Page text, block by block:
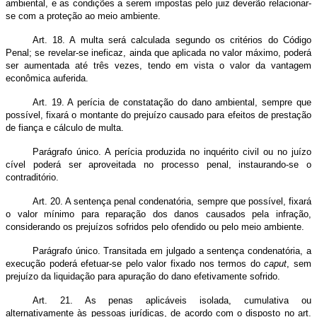
ambiental, e as condições a serem impostas pelo juiz deverão relacionar-
se com a proteção ao meio ambiente.
Art. 18. A multa será calculada segundo os critérios do Código
Penal; se revelar-se ineficaz, ainda que aplicada no valor máximo, poderá
ser aumentada até três vezes, tendo em vista o valor da vantagem
econômica auferida.
Art. 19. A perícia de constatação do dano ambiental, sempre que
possível, fixará o montante do prejuízo causado para efeitos de prestação
de fiança e cálculo de multa.
Parágrafo único. A perícia produzida no inquérito civil ou no juízo
cível poderá ser aproveitada no processo penal, instaurando-se o
contraditório.
Art. 20. A sentença penal condenatória, sempre que possível, fixará
o valor mínimo para reparação dos danos causados pela infração,
considerando os prejuízos sofridos pelo ofendido ou pelo meio ambiente.
Parágrafo único. Transitada em julgado a sentença condenatória, a
execução poderá efetuar-se pelo valor fixado nos termos docaput , sem
prejuízo da liquidação para apuração do dano efetivamente sofrido.
Art. 21. As penas aplicáveis isolada, cumulativa ou
alternativamente às pessoas jurídicas, de acordo com o disposto no art.